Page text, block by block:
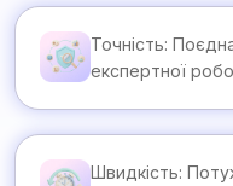
Точність:
експертної
Швидкість: